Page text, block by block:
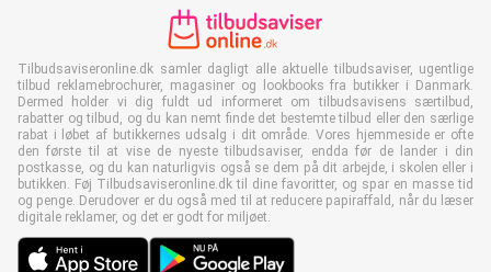
Tilbudsaviseronline.dk samler dagligt alle aktuelle tilbudsaviser, ugentlige
tilbud reklamebrochurer, magasiner og lookbooks fra butikker i Danmark.
Dermed holder vi dig fuldt ud informeret om tilbudsavisens særtilbud,
rabatter og tilbud, og du kan nemt finde det bestemte tilbud eller den særlige
rabat i løbet af butikkernes udsalg i dit område. Vores hjemmeside er ofte
den første til at vise de nyeste tilbudsaviser, endda før de lander i din
postkasse, og du kan naturligvis også se dem på dit arbejde, i skolen eller i
butikken. Føj Tilbudsaviseronline.dk til dine favoritter, og spar en masse tid
og penge. Derudover er du også med til at reducere papiraffald, når du læser
digitale reklamer, og det er godt for miljøet.